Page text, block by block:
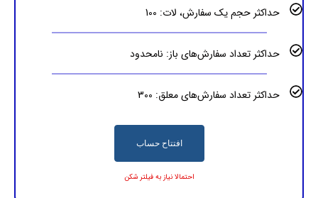
حداکثر حجم یک سفارش، لات: 100
حداکثر تعداد سفارش‌های باز: نامحدود
حداکثر تعداد سفارش‌های معلق: 300
افتتاح حساب
احتمالا نیاز به فیلتر شکن